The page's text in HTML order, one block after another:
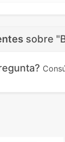
sobre